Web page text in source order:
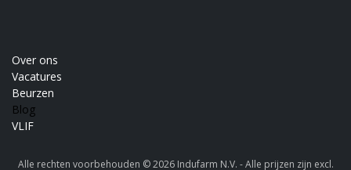
Over ons
Vacatures
Beurzen
Blog
VLIF
Alle rechten voorbehouden © 2026 Indufarm N.V. - Alle prijzen zijn excl.